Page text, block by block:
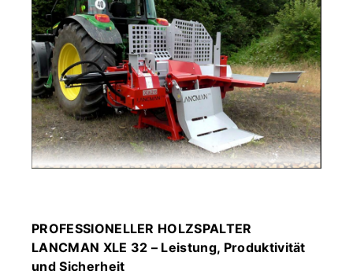
PROFESSIONELLER HOLZSPALTER
LANCMAN XLE 32 – Leistung, Produktivität
und Sicherheit